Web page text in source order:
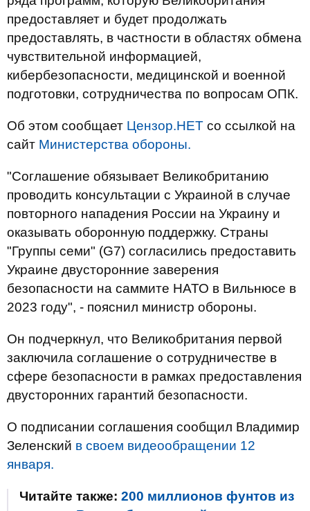
предоставляет и будет продолжать
предоставлять, в частности в областях обмена
чувствительной информацией,
кибербезопасности, медицинской и военной
подготовки, сотрудничества по вопросам ОПК.
Об этом сообщает Цензор.НЕТ со ссылкой на
сайт Министерства обороны.
"Соглашение обязывает Великобританию
проводить консультации с Украиной в случае
повторного нападения России на Украину и
оказывать оборонную поддержку. Страны
"Группы семи" (G7) согласились предоставить
Украине двусторонние заверения
безопасности на саммите НАТО в Вильнюсе в
2023 году", - пояснил министр обороны.
Он подчеркнул, что Великобритания первой
заключила соглашение о сотрудничестве в
сфере безопасности в рамках предоставления
двусторонних гарантий безопасности.
О подписании соглашения сообщил Владимир
Зеленский в своем видеообращении 12
января.
Читайте также: 200 миллионов фунтов из